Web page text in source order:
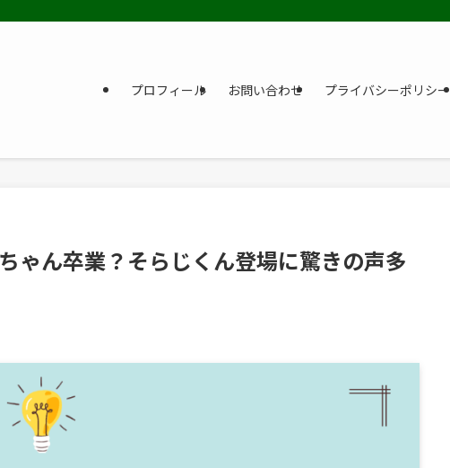
プロフィール お問い合わせ プライバシーポリシー
ゃん卒業？そらじくん登場に驚きの声多